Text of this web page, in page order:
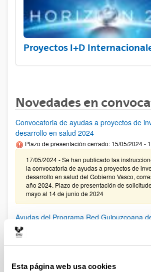
Esta página web usa cookies
Proyectos I+D
Novedades en
Convocatoria de ayudas a proyectos de
desarrollo en salud 2024
Plazo de presentación cerrado: 15/05/2024 -
17/05/2024 - Se han publicado las
la convocatoria de ayudas a proyectos de
desarrollo en salud del Gobierno Vasco,
año 2024. Plazo de presentación de
mayo al 14 de junio de 2024
Ayudas del Programa Red Guipuzcoana
Tecnología e Innovación 2024
El plazo para presentar solicitudes finaliza el